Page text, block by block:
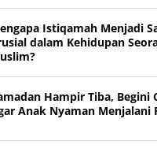
Istiqamah Menjadi
dalam Kehidupan
Hampir Tiba, Begini
Anak Nyaman Menjalani